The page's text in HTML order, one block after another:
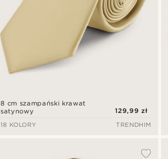
8 cm szampański krawat
satynowy
129,99 zł
18 KOLORY
TRENDHIM